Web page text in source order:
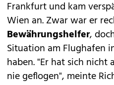
Frankfurt und kam
Wien an. Zwar war er
Bewährungshelfer,
Situation am Flughafen
haben. "Er hat sich nicht
nie geflogen", meinte